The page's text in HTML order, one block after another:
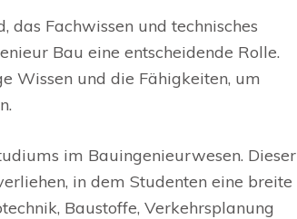
Fachwissen und technisches
Bau eine entscheidende Rolle.
Wissen und die Fähigkeiten, um
im Bauingenieurwesen. Dieser
in dem Studenten eine breite
Baustoffe, Verkehrsplanung